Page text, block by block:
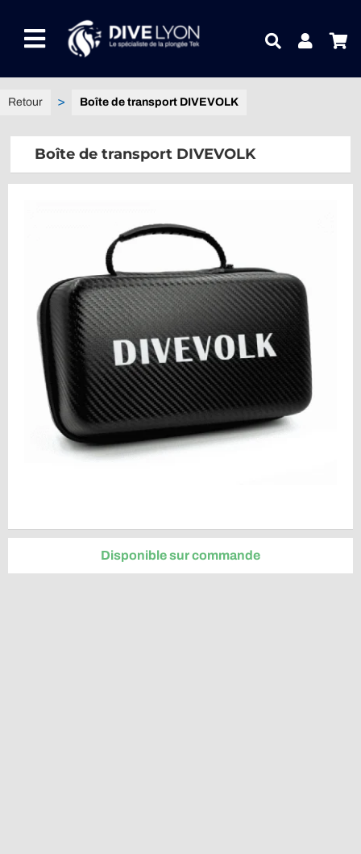
contenuToggle
Navigation
NOTRE UNIVERS PRODUITS
CONTACTEZ-NOUS
Blog
Boîte de transport DIVEVOLK
Boîte de transport DIVEVOLK
Disponible sur commande